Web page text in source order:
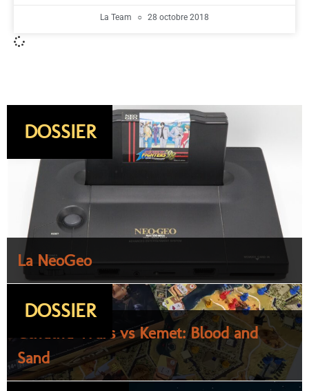
La Team 28 octobre 2018
DOSSIER
La NeoGeo
DOSSIER
Cthulhu Wars vs Kemet: Blood and
Sand